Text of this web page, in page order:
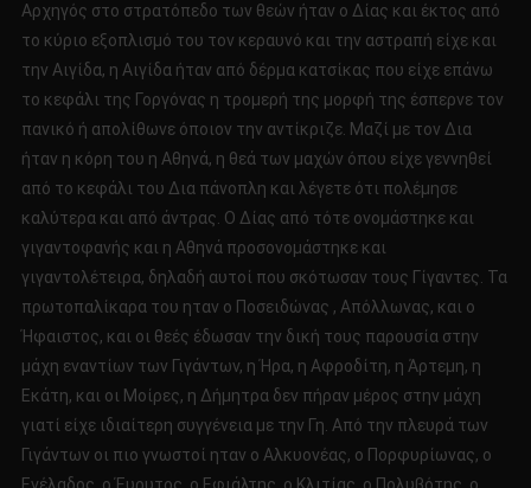
Αρχηγός στο στρατόπεδο των θεών ήταν ο Δίας και έκτος από
το κύριο εξοπλισμό του τον κεραυνό και την αστραπή είχε και
την Αιγίδα, η Αιγίδα ήταν από δέρμα κατσίκας που είχε επάνω
το κεφάλι της Γοργόνας η τρομερή της μορφή της έσπερνε τον
πανικό ή απολίθωνε όποιον την αντίκριζε. Μαζί με τον Δια
ήταν η κόρη του η Αθηνά, η θεά των μαχών όπου είχε γεννηθεί
από το κεφάλι του Δια πάνοπλη και λέγετε ότι πολέμησε
καλύτερα και από άντρας. Ο Δίας από τότε ονομάστηκε και
γιγαντοφανής και η Αθηνά προσονομάστηκε και
γιγαντολέτειρα, δηλαδή αυτοί που σκότωσαν τους Γίγαντες. Τα
πρωτοπαλίκαρα του ηταν ο Ποσειδώνας , Απόλλωνας, και ο
Ήφαιστος, και οι θεές έδωσαν την δική τους παρουσία στην
μάχη εναντίων των Γιγάντων, η Ήρα, η Αφροδίτη, η Άρτεμη, η
Εκάτη, και οι Μοίρες, η Δήμητρα δεν πήραν μέρος στην μάχη
γιατί είχε ιδιαίτερη συγγένεια με την Γη. Από την πλευρά των
Γιγάντων οι πιο γνωστοί ηταν ο Αλκυονέας, ο Πορφυρίωνας, ο